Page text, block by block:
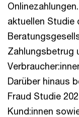
aktuellen
Zahlungsbetrug
Darüber hinaus
Fraud Studie
Kund:innen